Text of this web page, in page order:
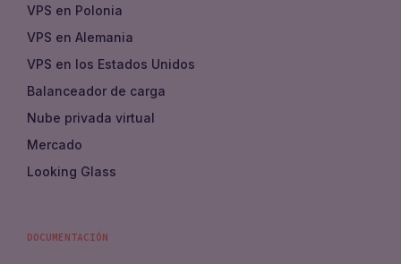
VPS en Polonia
VPS en Alemania
VPS en los Estados Unidos
Balanceador de carga
Nube privada virtual
Mercado
Looking Glass
DOCUMENTACIÓN